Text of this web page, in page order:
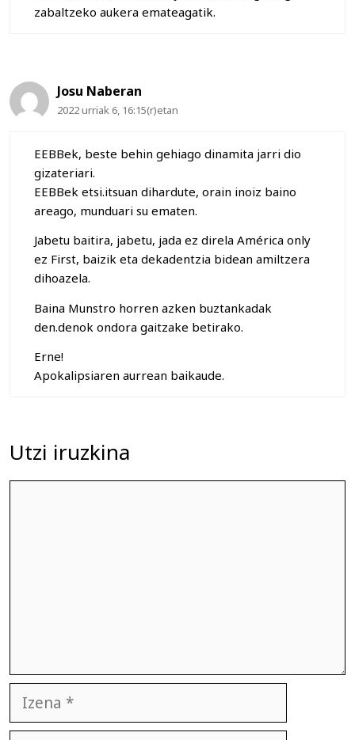
zabaltzeko aukera emateagatik.
Josu Naberan
2022 urriak 6, 16:15(r)etan
EEBBek, beste behin gehiago dinamita jarri dio
gizateriari.
EEBBek etsi.itsuan dihardute, orain inoiz baino
areago, munduari su ematen.
Jabetu baitira, jabetu, jada ez direla América only
ez First, baizik eta dekadentzia bidean amiltzera
dihoazela.
Baina Munstro horren azken buztankadak
den.denok ondora gaitzake betirako.
Erne!
Apokalipsiaren aurrean baikaude.
Utzi iruzkina